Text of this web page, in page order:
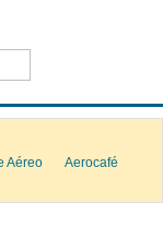
Aéreo
Aerocafé